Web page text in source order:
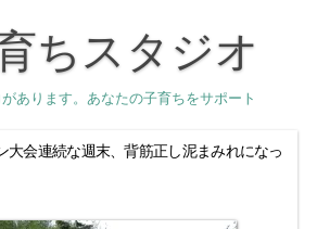
ちスタジオ
あります。あなたの子育ちをサポート
会連続な週末、背筋正し泥まみれになっ